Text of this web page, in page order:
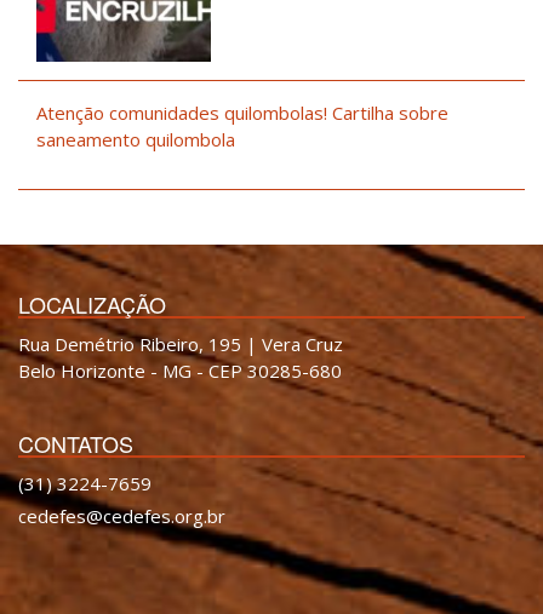
Atenção comunidades quilombolas! Cartilha sobre
saneamento quilombola
LOCALIZAÇÃO
Rua Demétrio Ribeiro, 195 | Vera Cruz
Belo Horizonte - MG - CEP 30285-680
CONTATOS
(31) 3224-7659
cedefes@cedefes.org.br